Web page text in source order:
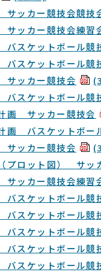
サッカー競技会競技
サッカー競技会練習
バスケットボール競
バスケットボール競
サッカー競技会
バスケットボール競
画＿サッカー競技会
画＿バスケットボー
サッカー競技会
プロット図）＿サッ
サッカー競技会練習
バスケットボール競
バスケットボール競
バスケットボール競
バスケットボール競
バスケットボール競